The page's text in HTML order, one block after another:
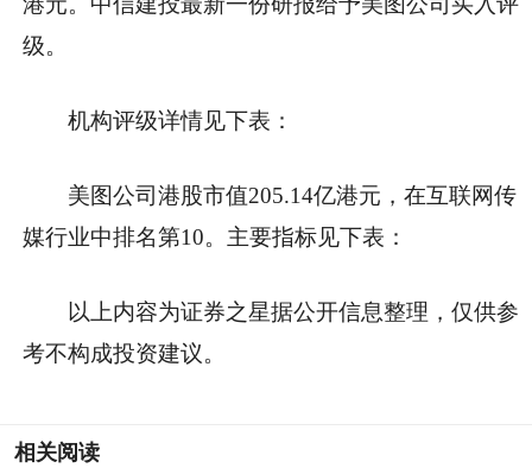
级。
机构评级详情见下表：
美图公司港股市值205.14亿港元，在互联网传
媒行业中排名第10。主要指标见下表：
以上内容为证券之星据公开信息整理，仅供参
考不构成投资建议。
相关阅读